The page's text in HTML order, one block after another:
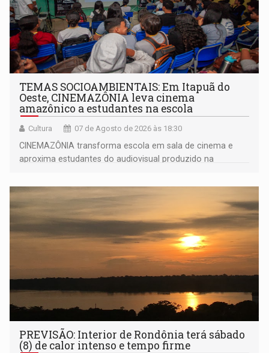
TEMAS SOCIOAMBIENTAIS: Em Itapuã do
Oeste, CINEMAZÔNIA leva cinema
amazônico a estudantes na escola
Cultura 07 de Agosto de 2026 às 18:30
CINEMAZÔNIA transforma escola em sala de cinema e
aproxima estudantes do audiovisual produzido na
PREVISÃO: Interior de Rondônia terá sábado
(8) de calor intenso e tempo firme